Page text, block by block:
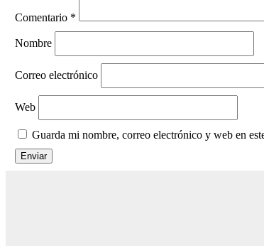
Comentario *
Nombre
Correo electrónico
Web
Guarda mi nombre, correo electrónico y web en